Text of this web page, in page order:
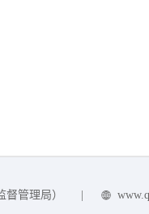
管理局）